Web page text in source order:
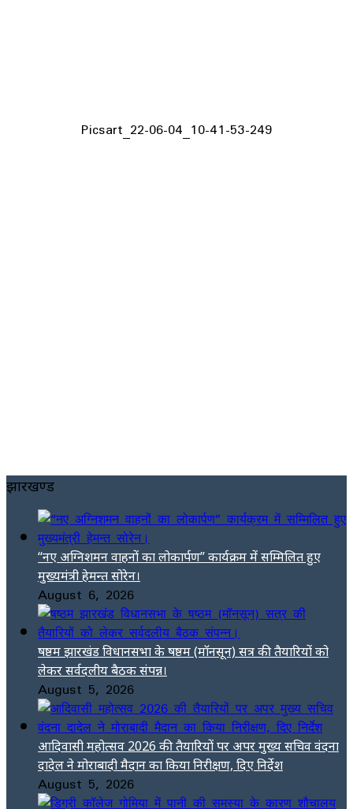
Picsart_22-06-04_10-41-53-249
झारखण्ड
“नए अग्निशमन वाहनों का लोकार्पण” कार्यक्रम में सम्मिलित हुए
मुख्यमंत्री हेमन्त सोरेन।
August 6, 2026
षष्ठम झारखंड विधानसभा के षष्ठम (मॉनसून) सत्र की तैयारियों को
लेकर सर्वदलीय बैठक संपन्न।
August 5, 2026
आदिवासी महोत्सव 2026 की तैयारियों पर अपर मुख्य सचिव वंदना
दादेल ने मोराबादी मैदान का किया निरीक्षण, दिए निर्देश
August 5, 2026